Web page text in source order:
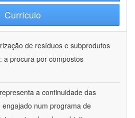
Currículo
de resíduos e subprodutos
a procura por compostos
a continuidade das
num programa de